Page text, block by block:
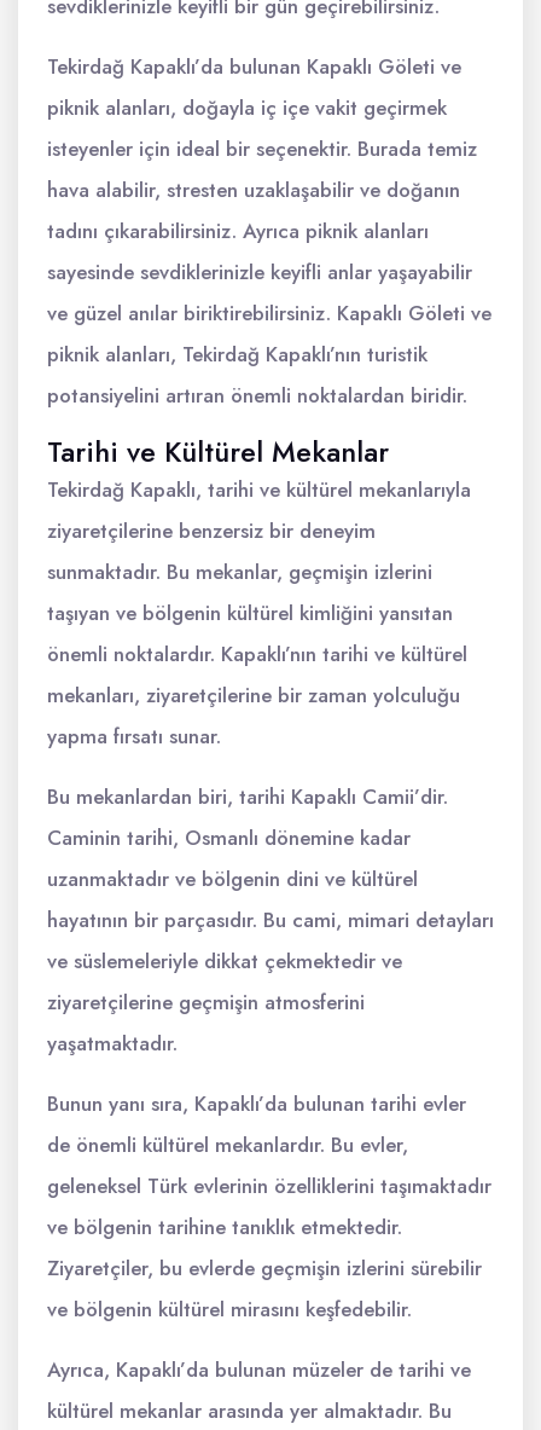
sevdiklerinizle keyifli bir gün geçirebilirsiniz.
Tekirdağ Kapaklı’da bulunan Kapaklı Göleti ve
piknik alanları, doğayla iç içe vakit geçirmek
isteyenler için ideal bir seçenektir. Burada temiz
hava alabilir, stresten uzaklaşabilir ve doğanın
tadını çıkarabilirsiniz. Ayrıca piknik alanları
sayesinde sevdiklerinizle keyifli anlar yaşayabilir
ve güzel anılar biriktirebilirsiniz. Kapaklı Göleti ve
piknik alanları, Tekirdağ Kapaklı’nın turistik
potansiyelini artıran önemli noktalardan biridir.
Tarihi ve Kültürel Mekanlar
Tekirdağ Kapaklı, tarihi ve kültürel mekanlarıyla
ziyaretçilerine benzersiz bir deneyim
sunmaktadır. Bu mekanlar, geçmişin izlerini
taşıyan ve bölgenin kültürel kimliğini yansıtan
önemli noktalardır. Kapaklı’nın tarihi ve kültürel
mekanları, ziyaretçilerine bir zaman yolculuğu
yapma fırsatı sunar.
Bu mekanlardan biri, tarihi Kapaklı Camii’dir.
Caminin tarihi, Osmanlı dönemine kadar
uzanmaktadır ve bölgenin dini ve kültürel
hayatının bir parçasıdır. Bu cami, mimari detayları
ve süslemeleriyle dikkat çekmektedir ve
ziyaretçilerine geçmişin atmosferini
yaşatmaktadır.
Bunun yanı sıra, Kapaklı’da bulunan tarihi evler
de önemli kültürel mekanlardır. Bu evler,
geleneksel Türk evlerinin özelliklerini taşımaktadır
ve bölgenin tarihine tanıklık etmektedir.
Ziyaretçiler, bu evlerde geçmişin izlerini sürebilir
ve bölgenin kültürel mirasını keşfedebilir.
Ayrıca, Kapaklı’da bulunan müzeler de tarihi ve
kültürel mekanlar arasında yer almaktadır. Bu